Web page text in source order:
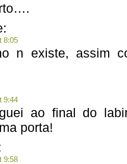
8:05
n existe, assim
9:44
ao final do
porta!
9:58